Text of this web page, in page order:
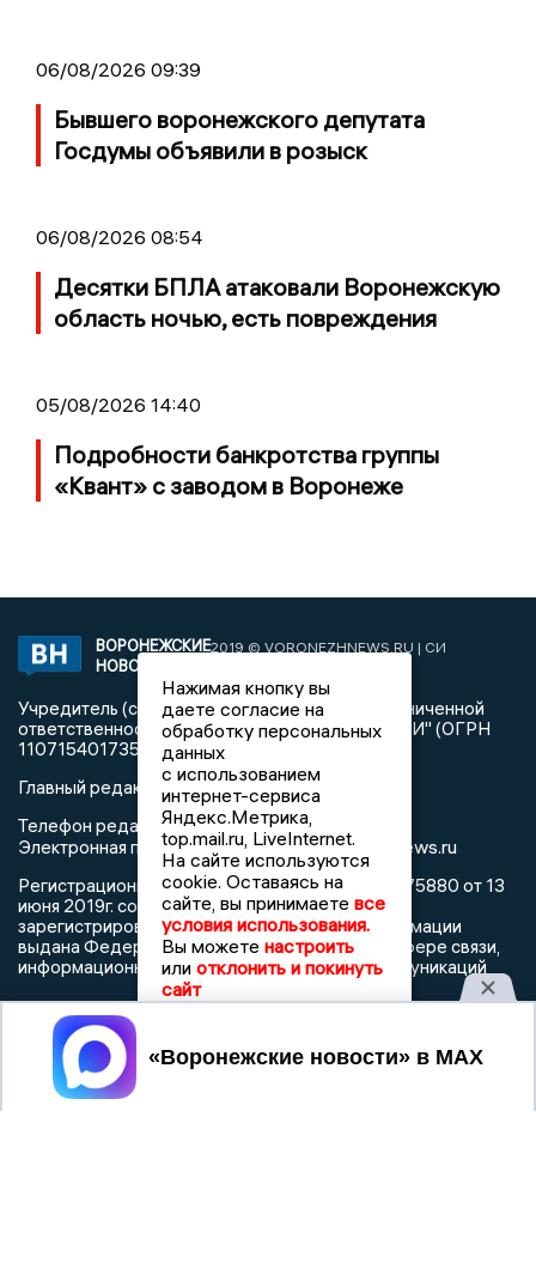
06/08/2026 09:39
Бывшего воронежского депутата
Госдумы объявили в розыск
06/08/2026 08:54
Десятки БПЛА атаковали Воронежскую
область ночью, есть повреждения
05/08/2026 14:40
Подробности банкротства группы
«Квант» с заводом в Воронеже
ВОРОНЕЖСКИЕ
НОВОСТИ
2019 © VORONEZHNEWS.RU | СИ
Учредитель (соучредители): Общество с ограниченной
ответственностью "РЕГИОНАЛЬНЫЕ НОВОСТИ" (ОГРН
1107154017354)
Главный редактор: Пирогов А.А.
Телефон редакции: +7 (473) 262 77 92
Электронная почта редакции:info@voronezhnews.ru
Регистрационный номер: серия Эл № ФС 77 - 75880 от 13
июня 2019г. согласно выписке из реестра
зарегистрированных средств массовой информации
выдана Федеральной службой по надзору в сфере связи,
информационных технологий и массовых коммуникаций
При использовании любого материала с данного сайта
гиперссылка на Сетевое издание «Воронежские новости»
Нажимая кнопку вы
даете согласие на
обработку персональных
данных
с использованием
интернет-сервиса
Яндекс.Метрика,
top.mail.ru, LiveInternet.
На сайте используются
cookie. Оставаясь на
сайте, вы принимаете все
условия использования.
Вы можете настроить
или отклонить и покинуть
сайт
Принять